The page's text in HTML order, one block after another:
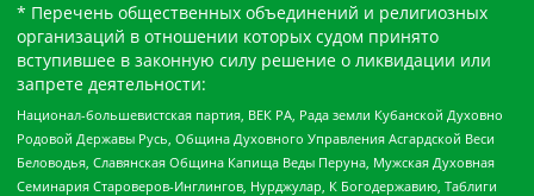
* Перечень общественных объединений и религиозных
организаций в отношении которых судом принято
вступившее в законную силу решение о ликвидации или
запрете деятельности:
Национал-большевистская партия, ВЕК РА, Рада земли Кубанской Духовно
Родовой Державы Русь, Община Духовного Управления Асгардской Веси
Беловодья, Славянская Община Капища Веды Перуна, Мужская Духовная
Семинария Староверов-Инглингов, Нурджулар, К Богодержавию, Таблиги